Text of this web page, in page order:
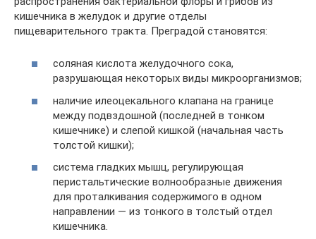
кишечника в желудок и другие отделы
пищеварительного тракта. Преградой становятся:
соляная кислота желудочного сока,
разрушающая некоторых виды микроорганизмов;
наличие илеоцекального клапана на границе
между подвздошной (последней в тонком
кишечнике) и слепой кишкой (начальная часть
толстой кишки);
система гладких мышц, регулирующая
перистальтические волнообразные движения
для проталкивания содержимого в одном
направлении — из тонкого в толстый отдел
кишечника.